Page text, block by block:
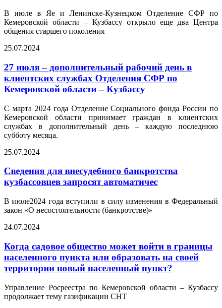
В июле в Яе и Ленинске-Кузнецком Отделение СФР по
Кемеровской области – Кузбассу открыло еще два Центра
общения старшего поколения
25.07.2024
27 июля – дополнительный рабочий день в
клиентских службах Отделения СФР по
Кемеровской области – Кузбассу
С марта 2024 года Отделение Социального фонда России по
Кемеровской области принимает граждан в клиентских
службах в дополнительный день – каждую последнюю
субботу месяца.
25.07.2024
Сведения для внесудебного банкротства
кузбассовцев запросят автоматичес
В июле2024 года вступили в силу изменения в Федеральный
закон «О несостоятельности (банкротстве)»
24.07.2024
Когда садовое общество может войти в границы
населенного пункта или образовать на своей
территории новый населенный пункт?
Управление Росреестра по Кемеровской области – Кузбассу
продолжает тему газификации СНТ